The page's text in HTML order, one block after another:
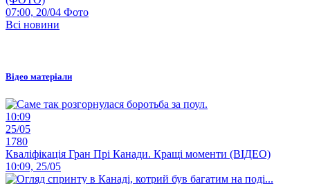
07:00, 20/04 Фото
Всі новини
Відео матеріали
10:09
25/05
1780
Кваліфікація Гран Прі Канади. Кращі моменти (ВІДЕО)
10:09, 25/05